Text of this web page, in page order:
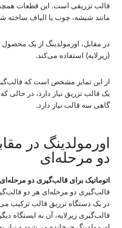
قالب تزریقی است. این قطعات
مانند شیشه، چوب یا الیاف ساخته
در مقابل، اورمولدینگ از یک
(زیرلایه) استفاده می‌کند.
از این تمایز مشخص است که
یک قالب تزریق نیاز دارد، در حالی
گاهی سه قالب نیاز دارد.
اورمولدینگ در
دو مرحله‌ای
اتوماتیک برای قالب‌گیری دو مرحله‌ای
قالب‌گیری دو مرحله‌ای هر دو
در یک دستگاه تزریق قالب ترکیب
قالب‌گیری زیرلایه، آن به ایستگاه